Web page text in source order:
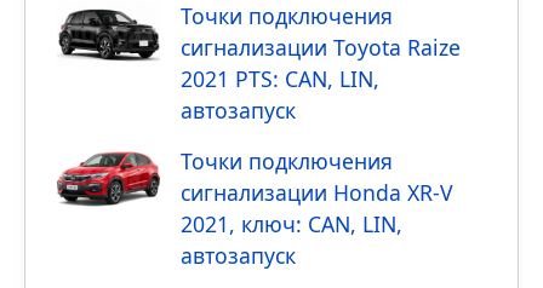
Точки подключения
сигнализации Toyota Raize
2021 PTS: CAN, LIN,
автозапуск
Точки подключения
сигнализации Honda XR-V
2021, ключ: CAN, LIN,
автозапуск